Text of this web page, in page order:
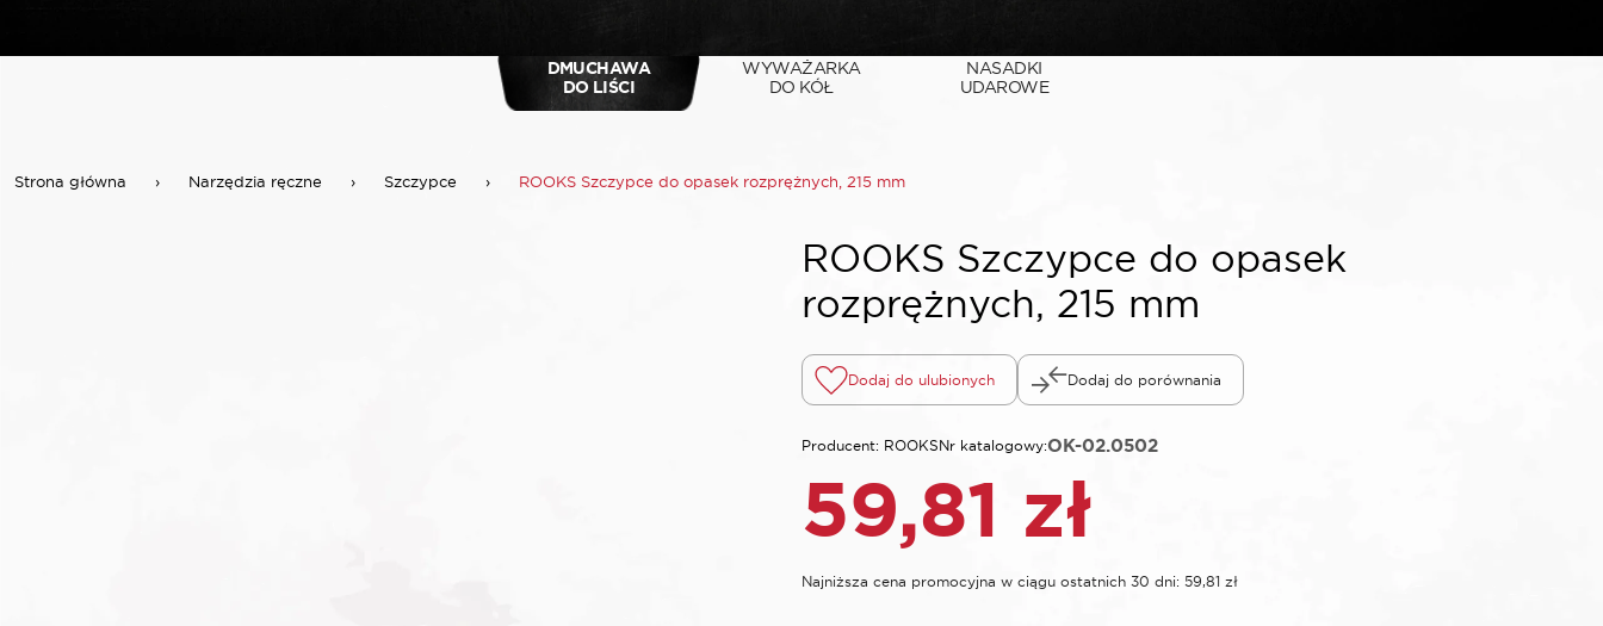
DMUCHAWA
DO LIŚCI
WYWAŻARKA
DO KÓŁ
NASADKI
UDAROWE
Strona główna › Narzędzia ręczne › Szczypce › ROOKS Szczypce do opasek rozprężnych, 215 mm
ROOKS Szczypce do opasek
rozprężnych, 215 mm
Dodaj do ulubionych Dodaj do porównania
Producent: ROOKSNr katalogowy:OK-02.0502
59,81 zł
Najniższa cena promocyjna w ciągu ostatnich 30 dni: 59,81 zł